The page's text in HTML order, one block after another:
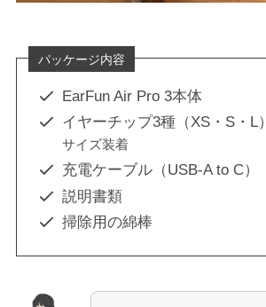
パッケージ内容
EarFun Air Pro 3本体
イヤーチップ3種（XS・S・L）
サイズ装着
充電ケーブル（USB-A to C）
説明書類
掃除用の綿棒